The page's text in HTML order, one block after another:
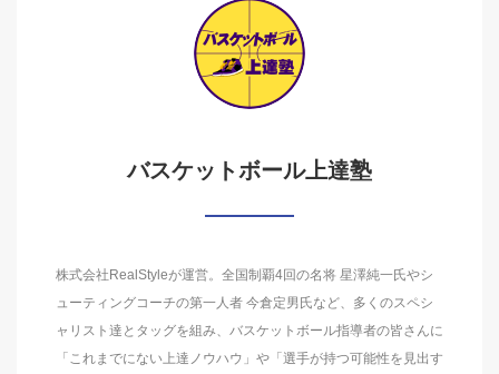
バスケットボール上達塾
株式会社RealStyleが運営。全国制覇4回の名将 星澤純一氏やシ
ューティングコーチの第一人者 今倉定男氏など、多くのスペシ
ャリスト達とタッグを組み、バスケットボール指導者の皆さんに
「これまでにない上達ノウハウ」や「選手が持つ可能性を見出す